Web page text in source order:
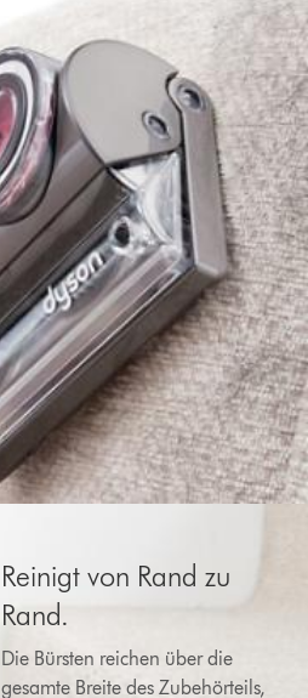
Reinigt von Rand zu
Rand.
Die Bürsten reichen über die
gesamte Breite des Zubehörteils,